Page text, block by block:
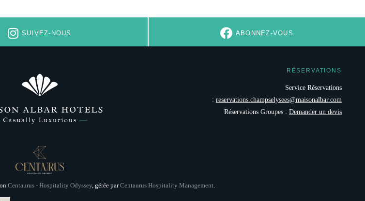
SUIVEZ-NOUS ABONNEZ-VOUS
RÉSERVATIONS
Service Réservations
: reservations.champselysees@maisonalbar.com
Réservations Groupes : Demander un devis
Centaurus - Hospitality Odyssey, gérée parCentaurus Hospitality Management.
Email :
Les informations recueillies sur ce formulaire, vous concernant font l'objet d'un traitement destiné